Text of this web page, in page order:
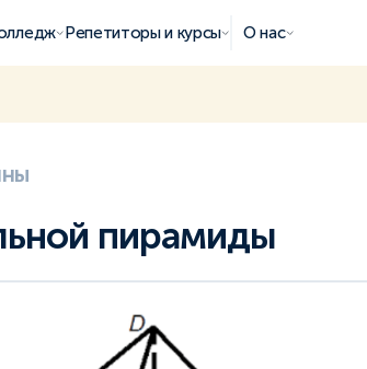
Репетиторы и курсы О нас
пирамиды